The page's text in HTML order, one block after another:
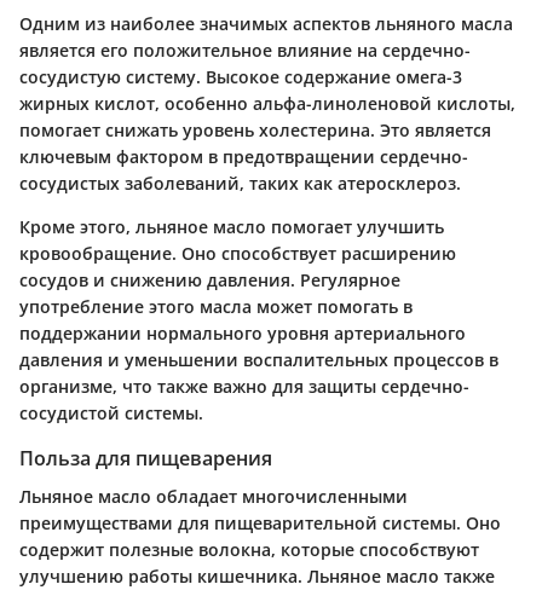
Одним из наиболее значимых аспектов льняного масла
является его положительное влияние на сердечно-
сосудистую систему. Высокое содержание омега-3
жирных кислот, особенно альфа-линоленовой кислоты,
помогает снижать уровень холестерина. Это является
ключевым фактором в предотвращении сердечно-
сосудистых заболеваний, таких как атеросклероз.
Кроме этого, льняное масло помогает улучшить
кровообращение. Оно способствует расширению
сосудов и снижению давления. Регулярное
употребление этого масла может помогать в
поддержании нормального уровня артериального
давления и уменьшении воспалительных процессов в
организме, что также важно для защиты сердечно-
сосудистой системы.
Польза для пищеварения
Льняное масло обладает многочисленными
преимуществами для пищеварительной системы. Оно
содержит полезные волокна, которые способствуют
улучшению работы кишечника. Льняное масло также